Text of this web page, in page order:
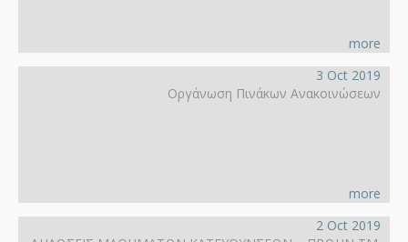
more
3 Oct 2019
Οργάνωση Πινάκων Ανακοινώσεων
more
2 Oct 2019